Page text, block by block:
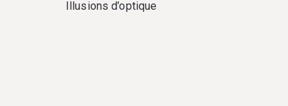
Illusions d’optique